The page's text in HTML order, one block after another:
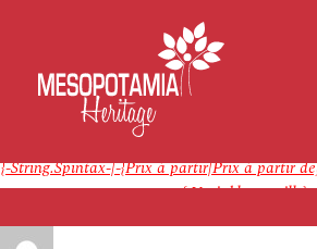
Acheter Synthroid Suisse – Livraison Rapide
Générique {-
Note4.{-Random.Int-|-1-|-9-}
{-String.Spintax-|-{Prix à partir|Prix à partir
{-Variable.perpill-}